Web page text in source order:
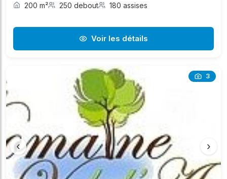
200 m² 250 debout 180 assises
Voir les détails
3
‹ ›